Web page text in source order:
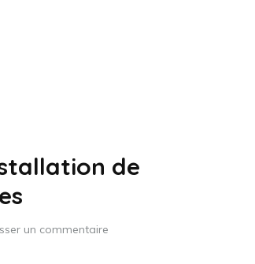
de
un commentaire